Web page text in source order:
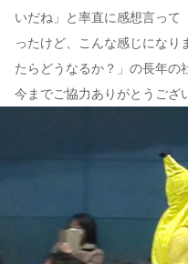
いだね」と率直に感想言って
ったけど、こんな感じになり
たらどうなるか？」の長年の
今までご協力ありがとうござ